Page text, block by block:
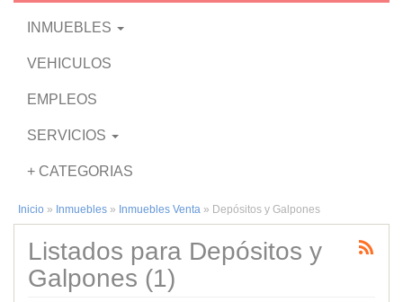
INMUEBLES
VEHICULOS
EMPLEOS
SERVICIOS
+ CATEGORIAS
Inicio » Inmuebles » Inmuebles Venta » Depósitos y Galpones
Listados para Depósitos y
Galpones (1)